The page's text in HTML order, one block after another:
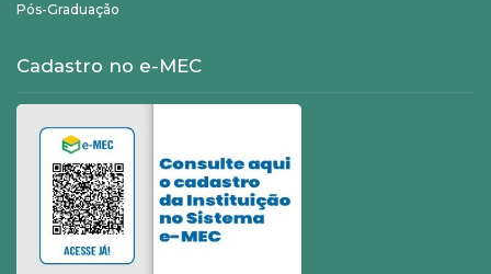
Pós-Graduação
Cadastro no e-MEC